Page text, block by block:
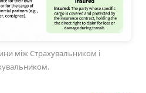
між Страхувальником і